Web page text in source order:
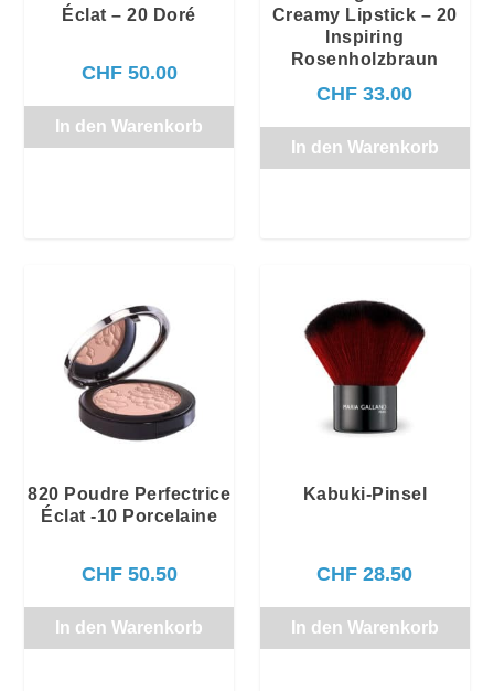
Éclat – 20 Doré
CHF50.00
In den Warenkorb
Creamy Lipstick – 20
Inspiring
Rosenholzbraun
CHF 33.00
In den Warenkorb
820 Poudre Perfectrice
Éclat -10 Porcelaine
CHF50.50
In den Warenkorb
Kabuki-Pinsel
CHF 28.50
In den Warenkorb